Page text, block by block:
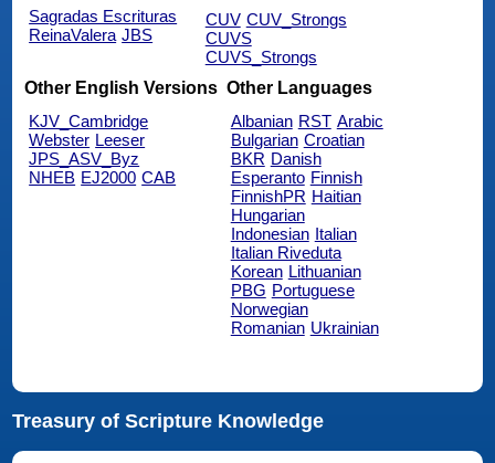
Sagradas Escrituras
ReinaValera JBS
CUV CUV_Strongs
CUVS
CUVS_Strongs
Other English Versions
KJV_Cambridge
Webster Leeser
JPS_ASV_Byz
NHEB EJ2000 CAB
Other Languages
Albanian RST Arabic
Bulgarian Croatian
BKR Danish
Esperanto Finnish
FinnishPR Haitian
Hungarian
Indonesian Italian
Italian Riveduta
Korean Lithuanian
PBG Portuguese
Norwegian
Romanian Ukrainian
Treasury of Scripture Knowledge